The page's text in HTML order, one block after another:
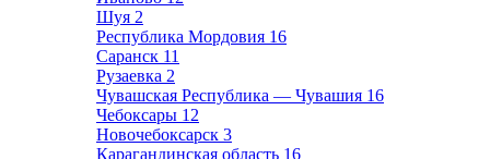
Шуя 2
Республика Мордовия 16
Саранск 11
Рузаевка 2
Чувашская Республика — Чувашия 16
Чебоксары 12
Новочебоксарск 3
Карагандинская область 16